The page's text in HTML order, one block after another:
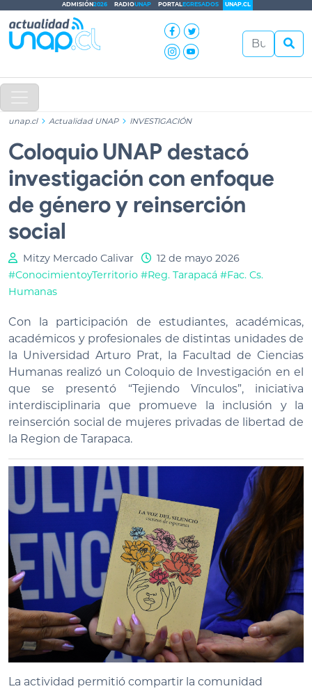
ADMISIÓN2026 RADIOUNAP PORTALEGRESADOS UNAP.CL
unap.cl Actualidad UNAP INVESTIGACIÓN
Coloquio UNAP destacó
investigación con enfoque
de género y reinserción
social
Mitzy Mercado Calivar
12 de mayo 2026
#ConocimientoyTerritorio #Reg. Tarapacá #Fac. Cs.
Humanas
Con la participación de estudiantes, académicas,
académicos y profesionales de distintas unidades de
la Universidad Arturo Prat, la Facultad de Ciencias
Humanas realizó un Coloquio de Investigación en el
que se presentó “Tejiendo Vínculos”, iniciativa
interdisciplinaria que promueve la inclusión y la
reinserción social de mujeres privadas de libertad de
la Region de Tarapaca.
La actividad permitió compartir la comunidad